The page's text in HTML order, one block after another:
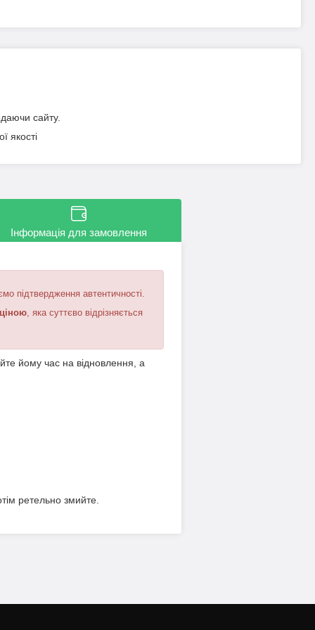
сайту.
якості
Інформація для замовлення
підтвердження автентичності.
, яка суттєво відрізняється
йому час на відновлення, а
ретельно змийте.